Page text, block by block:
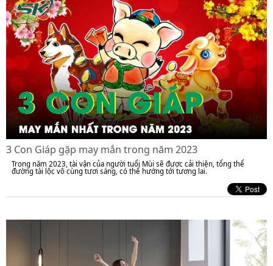
3 Con Giáp gặp may mắn trong năm 2023
Trong năm 2023, tài vận của người tuổi Mùi sẽ được cải thiện, tổng thể
đường tài lộc vô cùng tươi sáng, có thể hướng tới tương lai.